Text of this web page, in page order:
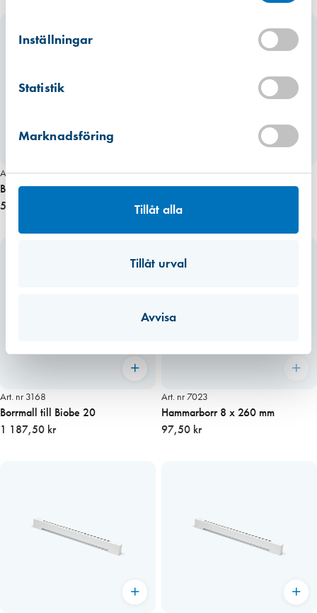
Inställningar
Statistik
Marknadsföring
Tillåt alla
Tillåt urval
Avvisa
Art. nr 6148
Borr 12/400 mm Träspiral Bahco
517,50 kr
Art. nr 3161
Borr 13/235 mm Träspiral Bosch
312,50 kr
Art. nr 3168
Borrmall till Biobe 20
1 187,50 kr
Art. nr 7023
Hammarborr 8 x 260 mm
97,50 kr
Finns i lager (2 st)
Hitta hit
Hitta hit